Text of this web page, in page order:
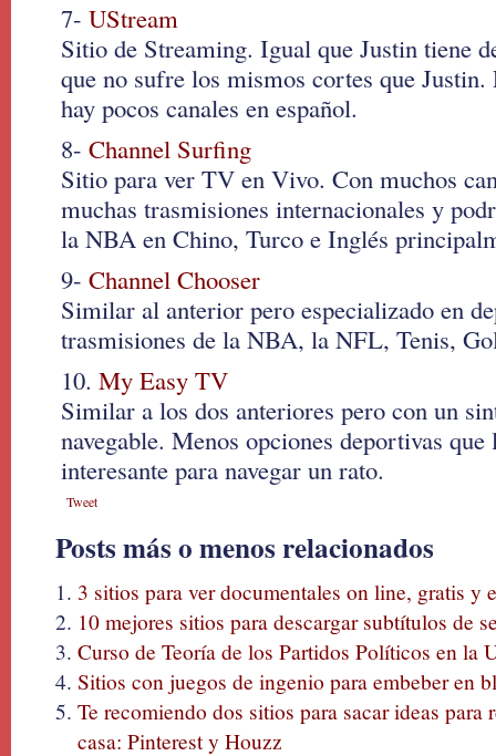
7- UStream
Sitio de Streaming. Igual que Justin tiene
que no sufre los mismos cortes que
hay pocos canales en español.
8- Channel Surfing
Sitio para ver TV en Vivo. Con muchos
muchas trasmisiones internacionales y
la NBA en Chino, Turco e Inglés
9- Channel Chooser
Similar al anterior pero especializado en
trasmisiones de la NBA, la NFL, Tenis,
10. My Easy TV
Similar a los dos anteriores pero con un
navegable. Menos opciones deportivas
interesante para navegar un rato.
Tweet
Posts más o menos relacionados
3 sitios para ver documentales on line, gratis y
10 mejores sitios para descargar subtítulos de
Curso de Teoría de los Partidos Políticos en la
Sitios con juegos de ingenio para embeber en
Te recomiendo dos sitios para sacar ideas para
casa: Pinterest y Houzz